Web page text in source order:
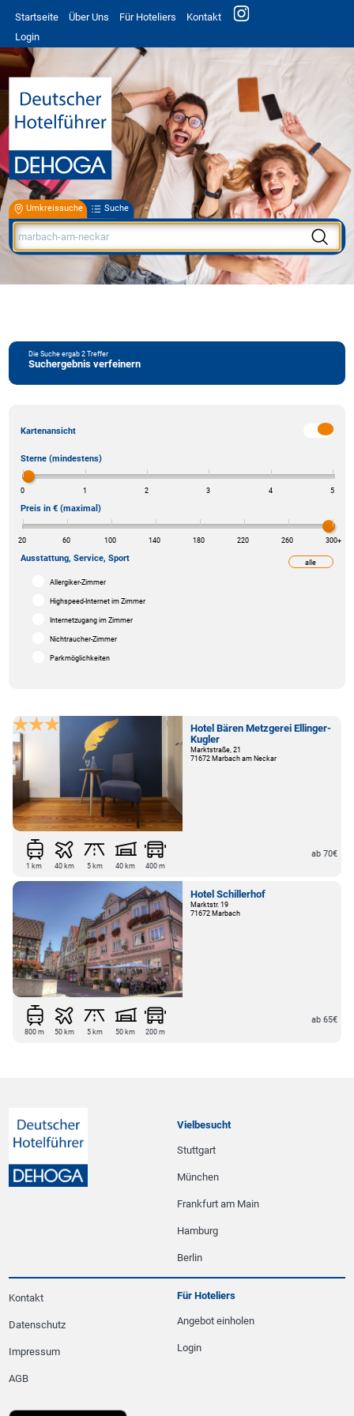
Startseite Über Uns Für Hoteliers
Kontakt
Login
Umkreissuche Suche
Hotel Bären Metzgerei Ellinger-
Kugler
Marktstraße, 21
71672 Marbach am Neckar
1 km 40 km 5 km 40 km 400 m
ab 70€
Hotel Schillerhof
Marktstr. 19
71672 Marbach
800 m 50 km 5 km 50 km 200 m
ab 65€
Die Suche ergab2Treffer
Suchergebnis verfeinern
Kartenansicht
Sterne (mindestens)
0 1 2 3 4 5
Preis in € (maximal)
20 60 100 140 180 220 260 300+
alle
Ausstattung, Service, Sport
Allergiker-Zimmer
Highspeed-Internet im Zimmer
Internetzugang im Zimmer
Nichtraucher-Zimmer
Parkmöglichkeiten
Vielbesucht
Stuttgart
München
Frankfurt am Main
Hamburg
Berlin
Kontakt
Datenschutz
Impressum
AGB
Für Hoteliers
Angebot einholen
Login